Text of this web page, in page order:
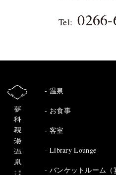
Tel:
温泉
お食事
客室
Library Lounge
バンケットルーム（